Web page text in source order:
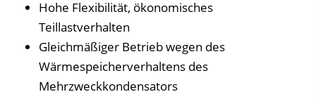
Hohe Flexibilität, ökonomisches
Teillastverhalten
Gleichmäßiger Betrieb wegen des
Wärmespeicherverhaltens des
Mehrzweckkondensators